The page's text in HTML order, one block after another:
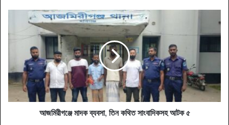
আজমিরীগঞ্জে
ব্যবসা,
সাংবাদিকসহ
আটক
৫
আজমিরীগঞ্জে মাদক ব্যবসা, তিন কথিত সাংবাদিকসহ আটক ৫